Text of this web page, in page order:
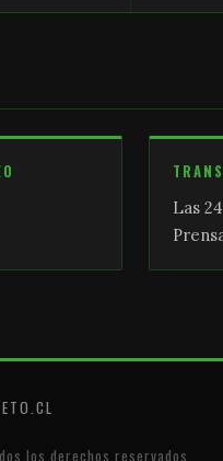
Las
los derechos reservados